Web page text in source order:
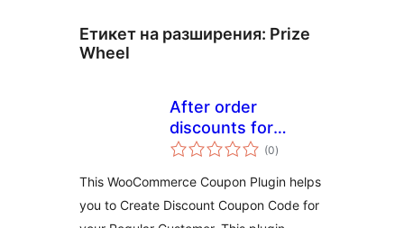
Етикет на разширения: Prize
Wheel
After order
discounts for
woocommerce
(0общо
оценки
)
This WooCommerce Coupon Plugin helps
you to Create Discount Coupon Code for